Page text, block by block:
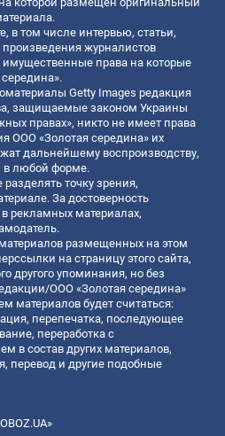
в том числе интервью, статьи,
журналистов
права на которые
Getty Images редакция
защищаемые законом Украины
правах», никто не имеет права
ООО «Золотая середина» их
дальнейшему воспроизводству,
в любой форме.
точку зрения,
За достоверность
рекламных материалах,
размещенных на этом
на страницу этого сайта,
другого упоминания, но без
ООО «Золотая середина»
материалов будет считаться:
перепечатка, последующее
переработка с
в состав других материалов,
перевод и другие подобные